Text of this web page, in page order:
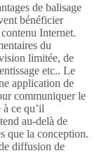
de balisage
bénéficier
Internet.
du
limitée, de
etc.. Le
application de
communiquer le
ce qu’il
au-delà de
que la conception.
diffusion de